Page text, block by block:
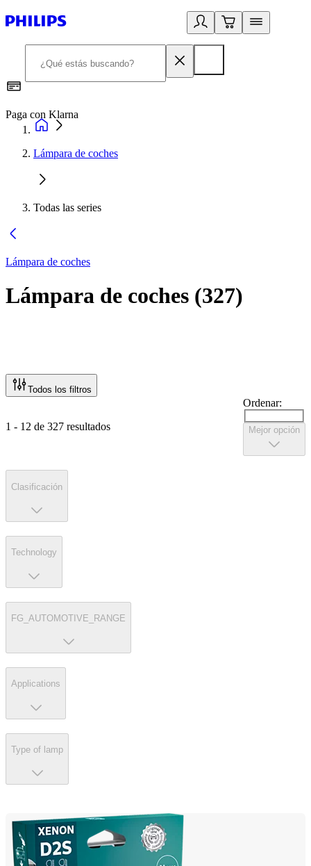
Paga con Klarna
Lámpara de coches
Todas las series
Lámpara de coches
Lámpara de coches (327)
Todos los filtros
1 - 12 de 327 resultados
Ordenar:
Mejor opción
Clasificación
Technology
FG_AUTOMOTIVE_RANGE
Applications
Type of lamp